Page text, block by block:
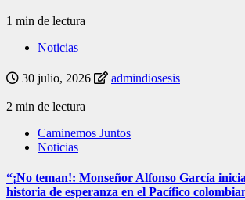
1 min de lectura
Noticias
30 julio, 2026 admindiosesis
2 min de lectura
Caminemos Juntos
Noticias
“¡No teman!: Monseñor Alfonso García
historia de esperanza en el Pacífico